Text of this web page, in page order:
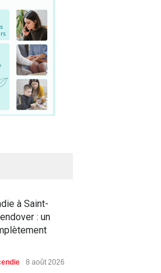
à Saint-
: un
8 août 2026